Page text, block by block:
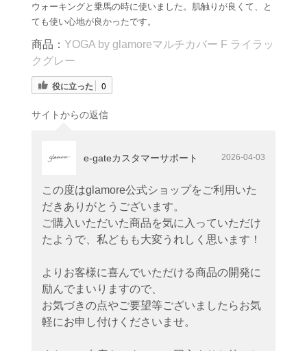
ウォーキングと乗馬の時に使いました。肌触りが良くて、と
ても使い心地が良かったです。
商品： YOGA by glamoreマルチカバー F ライラッ
クグレー
役に立った 0
サイトからの返信
e-gateカスタマーサポート 2026-04-03
この度はglamore公式ショップをご利用いた
だきありがとうございます。
ご購入いただいた商品を気に入っていただけ
たようで、私どもも大変うれしく思います！
よりお客様に喜んでいただける商品の開発に
励んでまいりますので、
お気づきの点やご要望等ございましたらお気
軽にお申し付けくださいませ。